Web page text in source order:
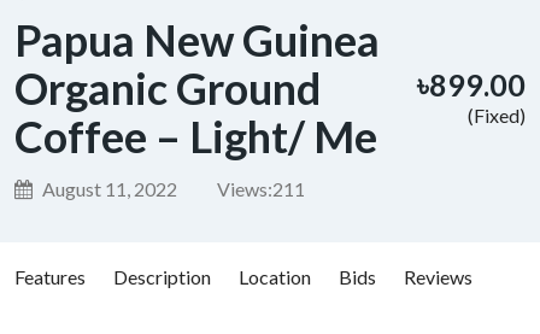
Papua New Guinea
Organic Ground
Coffee – Light/ Me
August 11, 2022 Views:211
৳899.00
(Fixed)
Features Description Location Bids Reviews